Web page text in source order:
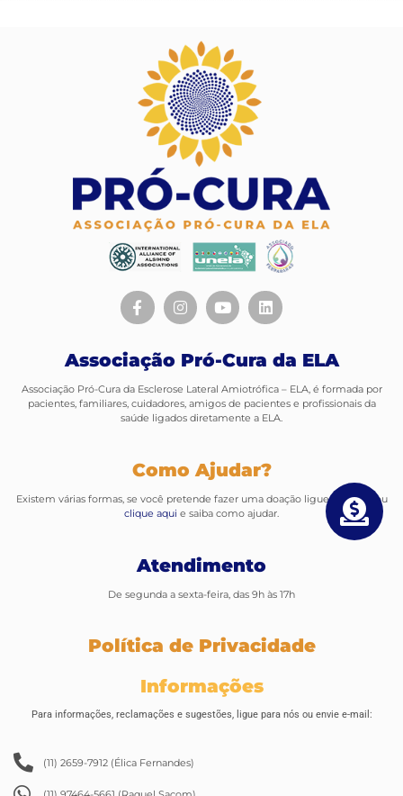
Associação Pró-Cura da ELA
Associação Pró-Cura da Esclerose Lateral Amiotrófica – ELA, é formada por
pacientes, familiares, cuidadores, amigos de pacientes e profissionais da
saúde ligados diretamente a ELA.
Como Ajudar?
Existem várias formas, se você pretende fazer uma doação ligue para nós ou
clique aqui e saiba como ajudar.
Atendimento
De segunda a sexta-feira, das 9h às 17h
Política de Privacidade
Informações
Para informações, reclamações e sugestões, ligue para nós ou envie e-mail:
(11) 2659-7912 (Élica Fernandes)